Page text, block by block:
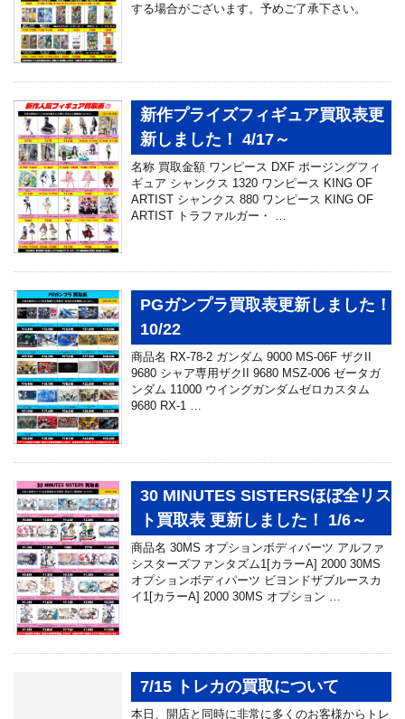
する場合がございます。予めご了承下さい。
新作プライズフィギュア買取表更
新しました！ 4/17～
名称 買取金額 ワンピース DXF ポージングフィ
ギュア シャンクス 1320 ワンピース KING OF
ARTIST シャンクス 880 ワンピース KING OF
ARTIST トラファルガー・ …
PGガンプラ買取表更新しました！
10/22
商品名 RX-78-2 ガンダム 9000 MS-06F ザクII
9680 シャア専用ザクII 9680 MSZ-006 ゼータガ
ンダム 11000 ウイングガンダムゼロカスタム
9680 RX-1 …
30 MINUTES SISTERSほぼ全リス
ト買取表 更新しました！ 1/6～
商品名 30MS オプションボディパーツ アルファ
シスターズファンタズム1[カラーA] 2000 30MS
オプションボディパーツ ビヨンドザブルースカ
イ1[カラーA] 2000 30MS オプション …
7/15 トレカの買取について
本日、開店と同時に非常に多くのお客様からトレ